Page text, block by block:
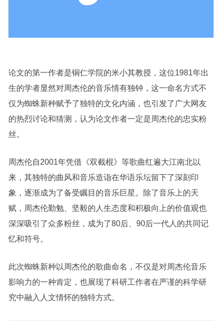
论文的第一作者是铜仁学院的米小其教授，这位1981年出
生的学者显然对周杰伦的音乐情有独钟，这一命名方式不
仅为蜘蛛新种赋予了独特的文化内涵，也引发了广大网友
的热烈讨论和猜测，认为论文作者一定是周杰伦的忠实粉
丝。
周杰伦自2001年凭借《双截棍》等歌曲红遍大江南北以
来，其独特的曲风和音乐造诣在华语乐坛留下了深刻印
象，逐渐成为了备受瞩目的音乐巨星。除了音乐上的天
赋，周杰伦勤勉、坚毅的人生态度和积极向上的价值观也
深深吸引了众多粉丝，成为了80后、90后一代人的共同记
忆和符号。
此次蜘蛛新种以周杰伦的歌曲命名，不仅是对周杰伦音乐
影响力的一种肯定，也展现了科研工作者在严谨的科学研
究中融入人文情怀的独特方式。